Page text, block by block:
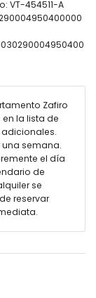
en el precio.
VT-454511-A
Zafiro
la lista de
semana.
el día
de
se
reservar